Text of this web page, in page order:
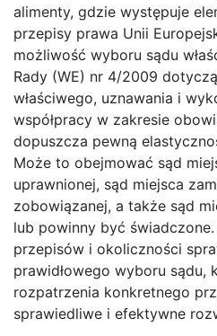
alimenty, gdzie występuje
przepisy prawa Unii
możliwość wyboru sądu
Rady (WE) nr 4/2009
właściwego, uznawania i
współpracy w zakresie
dopuszcza pewną
Może to obejmować sąd
uprawnionej, sąd miejsca
zobowiązanej, a także sąd
lub powinny być świadczone.
przepisów i okoliczności
prawidłowego wyboru sądu,
rozpatrzenia konkretnego
sprawiedliwe i efektywne